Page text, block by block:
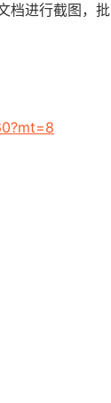
档进行截图，批